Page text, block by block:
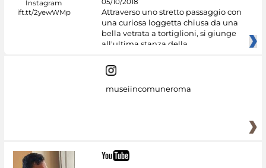
05/10/2018
Attraverso uno stretto passaggio con
una curiosa loggetta chiusa da una
bella vetrata a tortiglioni, si giunge
all'ultima stanza della
museiincomuneroma